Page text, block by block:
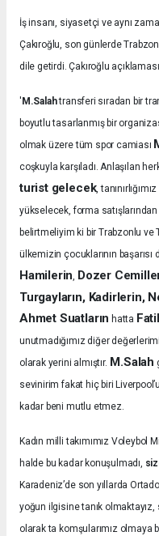
İş insanı, siyasetçi ve aynı
Çakıroğlu, son günlerde
dile getirdi. Çakıroğlu
' M.Salahtransferi sıradan bir
boyutlu tasarlanmış bir
olmak üzere tüm spor camiası
coşkuyla karşıladı.Anlaşılan
turist gelecek,
yükselecek, forma
belirtmeliyim ki bir Trabzonlu ve
ülkemizin çocuklarının
Hamilerin, Dozer
Turgayların, Kadirlerin,
Ahmet Suatların hatta
unutmadığımız diğer
olarak yerini almıştır. M.Salah
sevinirim fakat hiç biri
kadar beni mutlu etmez.
Kadın milli takımımız
halde bu kadar konuşulmadı,
Karadeniz’de son yıllarda
yoğun ilgisine tanık
olarak ta komşularımız olmaya